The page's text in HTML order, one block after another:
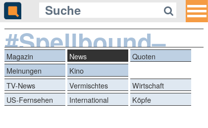
#Spellbound–
VerzaubertinParis
Magazin News
Quoten
Meinungen
Kino
TV-News
Vermischtes
Wirtschaft
US-Fernsehen
International Köpfe